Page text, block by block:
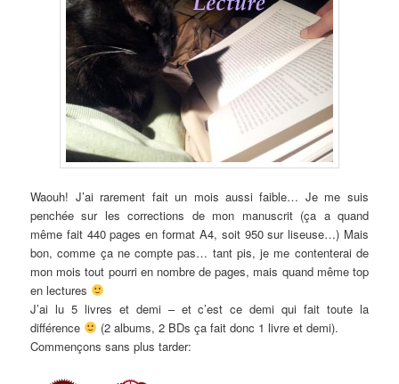
Waouh! J’ai rarement fait un mois aussi faible… Je me suis
penchée sur les corrections de mon manuscrit (ça a quand
même fait 440 pages en format A4, soit 950 sur liseuse…) Mais
bon, comme ça ne compte pas… tant pis, je me contenterai de
mon mois tout pourri en nombre de pages, mais quand même top
en lectures
J’ai lu 5 livres et demi – et c’est ce demi qui fait toute la
différence
(2 albums, 2 BDs ça fait donc 1 livre et demi).
Commençons sans plus tarder: